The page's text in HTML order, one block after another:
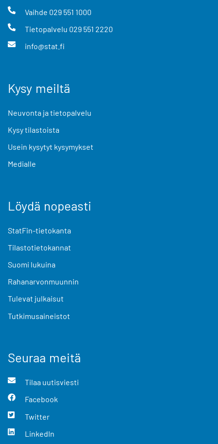
Vaihde 029 551 1000
Tietopalvelu 029 551 2220
info@stat.fi
Kysy meiltä
Neuvonta ja tietopalvelu
Kysy tilastoista
Usein kysytyt kysymykset
Medialle
Löydä nopeasti
StatFin-tietokanta
Tilastotietokannat
Suomi lukuina
Rahanarvonmuunnin
Tulevat julkaisut
Tutkimusaineistot
Seuraa meitä
Tilaa uutisviesti
Facebook
Twitter
LinkedIn